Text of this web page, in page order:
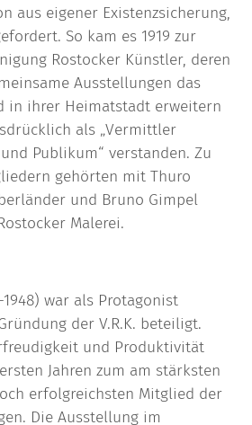
aus eigener Existenzsicherung,
So kam es 1919 zur
Rostocker Künstler, deren
Ausstellungen das
in ihrer Heimatstadt erweitern
als „Vermittler
Publikum“ verstanden. Zu
gehörten mit Thuro
und Bruno Gimpel
Malerei.
1948) war als Protagonist
der V.R.K. beteiligt.
und Produktivität
Jahren zum am stärksten
erfolgreichsten Mitglied der
Die Ausstellung im